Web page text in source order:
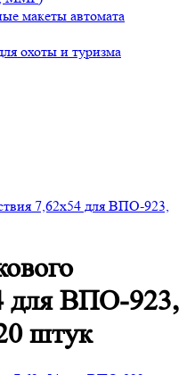
макеты автомата
охоты и туризма
7,62x54 для ВПО-923,
для ВПО-923,
штук